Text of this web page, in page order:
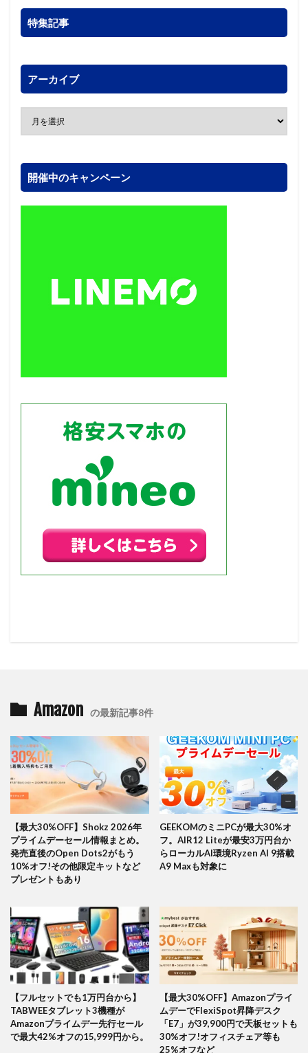
特集記事
アーカイブ
開催中のキャンペーン
Amazon の最新記事8件
【最大30%OFF】Shokz 2026年
プライムデーセール情報まとめ。
発売直後のOpen Dots2がもう
10%オフ!その他限定キットなど
プレゼントもあり
GEEKOMのミニPCが最大30%オ
フ。AIR12 Liteが最安3万円台か
らローカルAI環境Ryzen AI 9搭載
A9 Maxも対象に
【フルセットでも1万円台から】
TABWEEタブレット3機種が
Amazonプライムデー先行セール
で最大42%オフの15,999円から。
【最大30%OFF】Amazonプライ
ムデーでFlexiSpot昇降デスク
「E7」が39,900円で天板セットも
30%オフ!オフィスチェア等も
25%オフなど